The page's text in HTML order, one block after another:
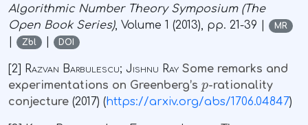
Algorithmic Number Theory Symposium(The
Open Book Series), Volume 1 (2013), pp. 21-39 | MR
Zbl | DOI
[2] Razvan Barbulescu; Jishnu Ray Some remarks and
experimentations on Greenberg’s
-rationality
conjecture (2017) (https://arxiv.org/abs/1706.04847)